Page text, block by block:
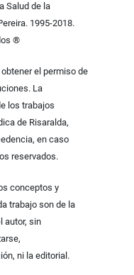
Salud de la
1995-2018.
®
el permiso de
La
los trabajos
de Risaralda,
en caso
reservados.
conceptos y
trabajo son de la
autor, sin
ni la editorial.